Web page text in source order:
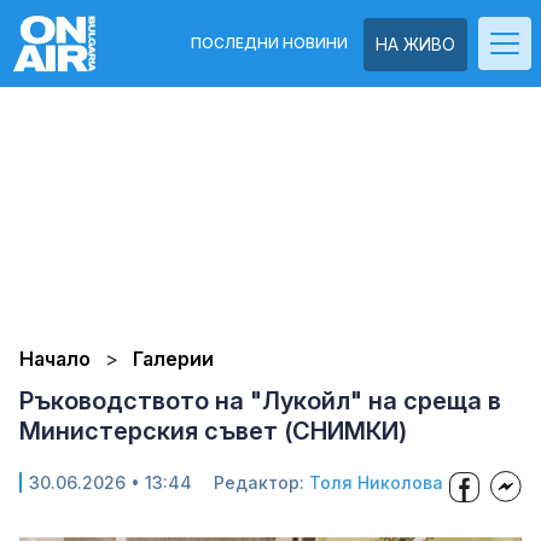
НА ЖИВО
ПОСЛЕДНИ НОВИНИ
Начало Галерии
Ръководството на "Лукойл" на среща в
Министерския съвет (СНИМКИ)
30.06.2026 • 13:44 Редактор: Толя Николова